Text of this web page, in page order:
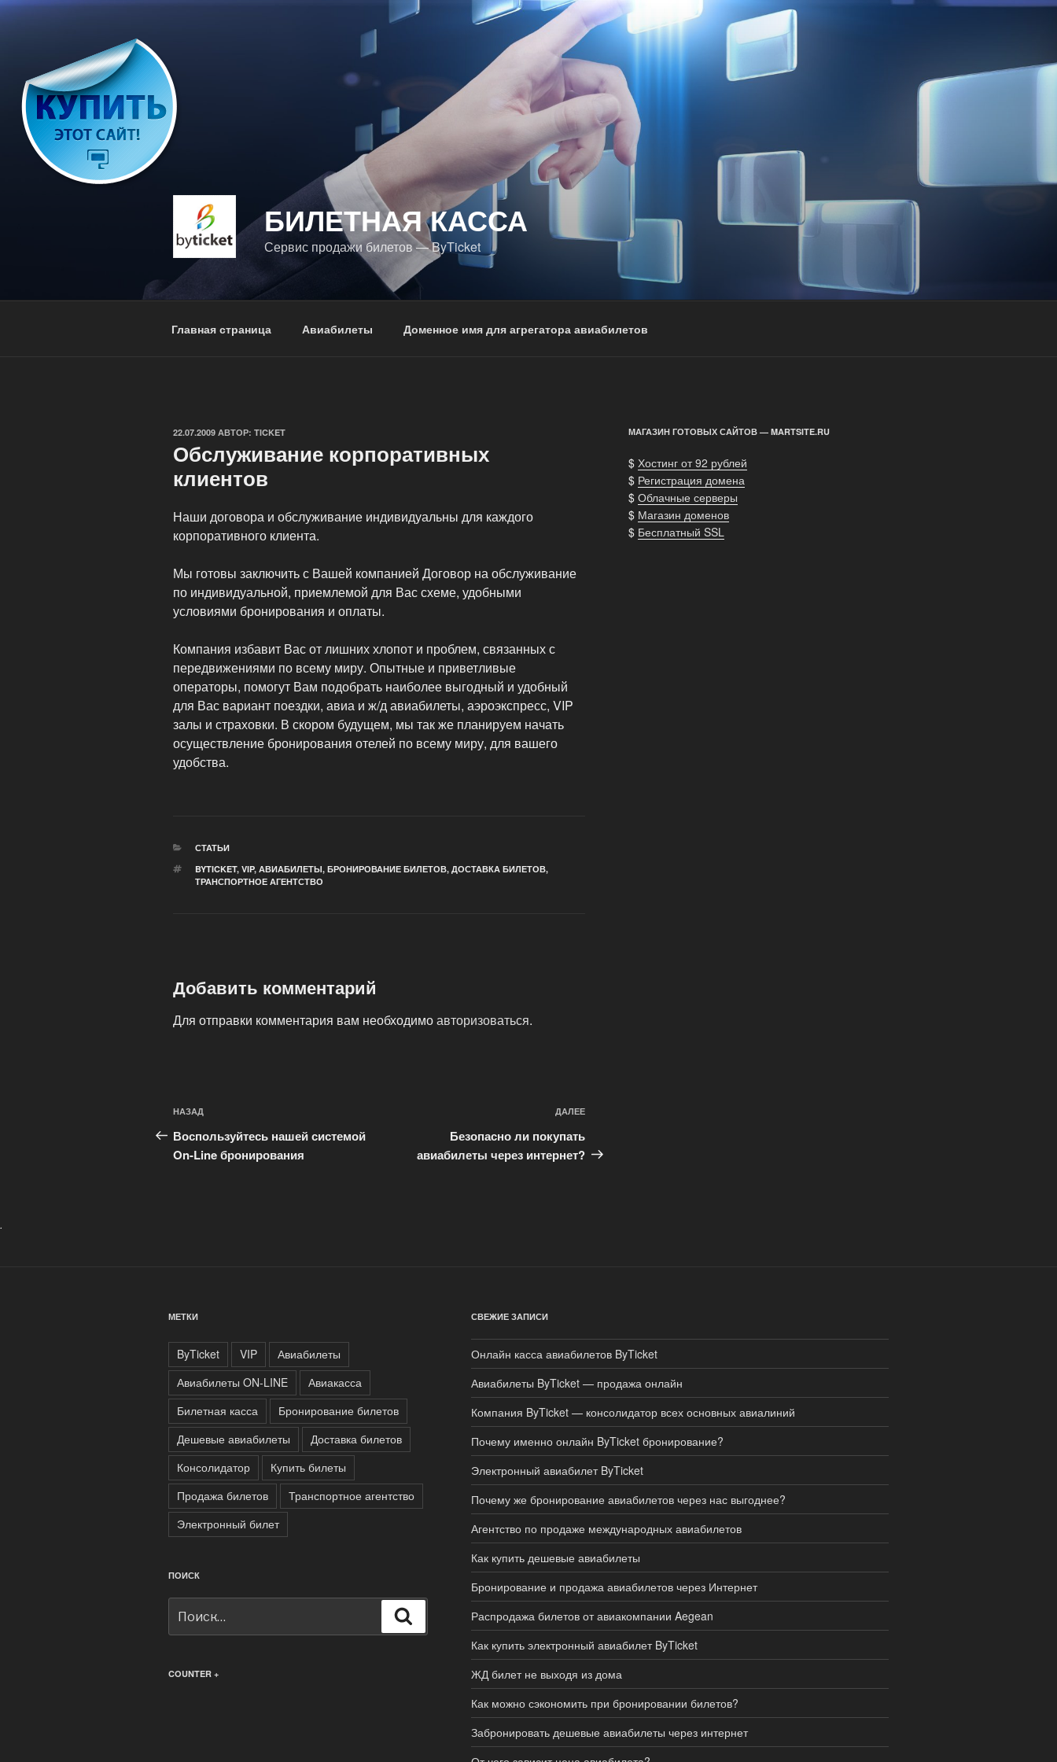
Перейти
БИЛЕТНАЯ КАССА
Сервис продажи билетов — ByTicket
Главная страница Авиабилеты Доменное имя для агрегатора авиабилетов
ОПУБЛИКОВАНО
22.07.2009 АВТОР: TICKET
Обслуживание корпоративных
клиентов
Наши договора и обслуживание индивидуальны для каждого
корпоративного клиента.
Мы готовы заключить с Вашей компанией Договор на обслуживание
по индивидуальной, приемлемой для Вас схеме, удобными
условиями бронирования и оплаты.
Компания избавит Вас от лишних хлопот и проблем, связанных с
передвижениями по всему миру. Опытные и приветливые
операторы, помогут Вам подобрать наиболее выгодный и удобный
для Вас вариант поездки, авиа и ж/д авиабилеты, аэроэкспресс, VIP
залы и страховки. В скором будущем, мы так же планируем начать
осуществление бронирования отелей по всему миру, для вашего
удобства.
РУБРИКИ
СТАТЬИ
МЕТКИ
BYTICKET, VIP, АВИАБИЛЕТЫ, БРОНИРОВАНИЕ БИЛЕТОВ, ДОСТАВКА БИЛЕТОВ,
ТРАНСПОРТНОЕ АГЕНТСТВО
Добавить комментарий
Для отправки комментария вам необходимоавторизоваться.
Навигация
по
записям
Предыдущая
запись:
НАЗАД
Воспользуйтесь нашей системой
On-Line бронирования
ДАЛЕЕ
Безопасно ли покупать
авиабилеты через интернет?
МАГАЗИН ГОТОВЫХ САЙТОВ — MARTSITE.RU
$ Хостинг от 92 рублей
$ Регистрация домена
$ Облачные серверы
$ Магазин доменов
$ Бесплатный SSL
.
МЕТКИ
ByTicket VIP
Авиабилеты
Авиабилеты ON-LINE
Авиакасса
Билетная касса
Бронирование билетов
Дешевые авиабилеты
Доставка билетов
Консолидатор
Купить билеты
Продажа билетов
Транспортное агентство
Электронный билет
ПОИСК
COUNTER +
СВЕЖИЕ ЗАПИСИ
Онлайн касса авиабилетов ByTicket
Авиабилеты ByTicket — продажа онлайн
Компания ByTicket — консолидатор всех основных авиалиний
Почему именно онлайн ByTicket бронирование?
Электронный авиабилет ByTicket
Почему же бронирование авиабилетов через нас выгоднее?
Агентство по продаже международных авиабилетов
Как купить дешевые авиабилеты
Бронирование и продажа авиабилетов через Интернет
Распродажа билетов от авиакомпании Aegean
Как купить электронный авиабилет ByTicket
ЖД билет не выходя из дома
Как можно сэкономить при бронировании билетов?
Забронировать дешевые авиабилеты через интернет